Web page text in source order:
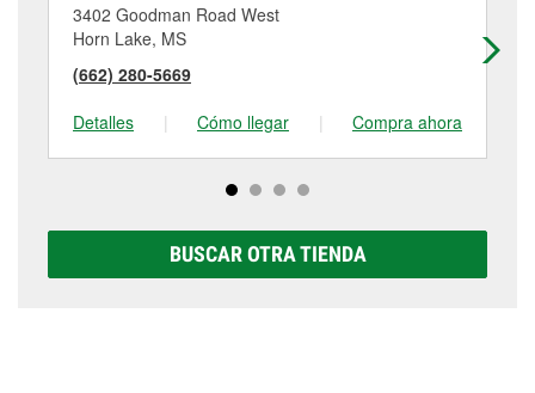
3402 Goodman Road West
Horn Lake, MS
(662) 280-5669
Detalles
| Cómo llegar | Compra ahora
BUSCAR OTRA TIENDA